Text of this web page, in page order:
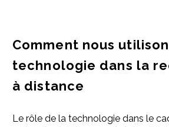
Comment nous
technologie dans la
à distance
Le rôle de la technologie dans le